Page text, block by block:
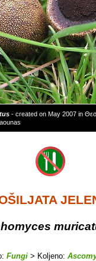
- created on May 2007 in
Fungi > Koljeno: